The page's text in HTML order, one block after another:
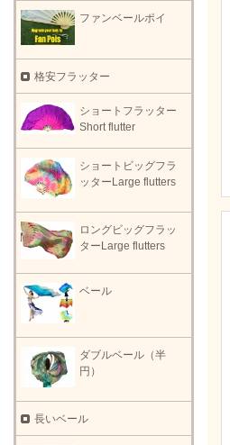
ファンベールポイ
格安フラッター
ショートフラッター
Short flutter
ショートビッグフラ
ッターLarge flutters
ロングビッグフラッ
ターLarge flutters
ベール
ダブルベール（半
円）
長いベール